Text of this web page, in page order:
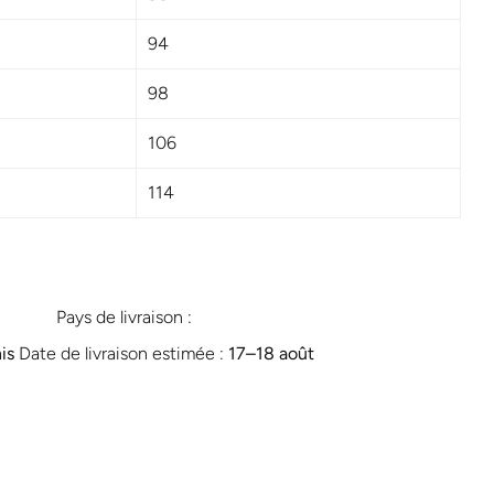
94
98
106
114
Pays de livraison :
Date de livraison estimée : 17⁠–18 août